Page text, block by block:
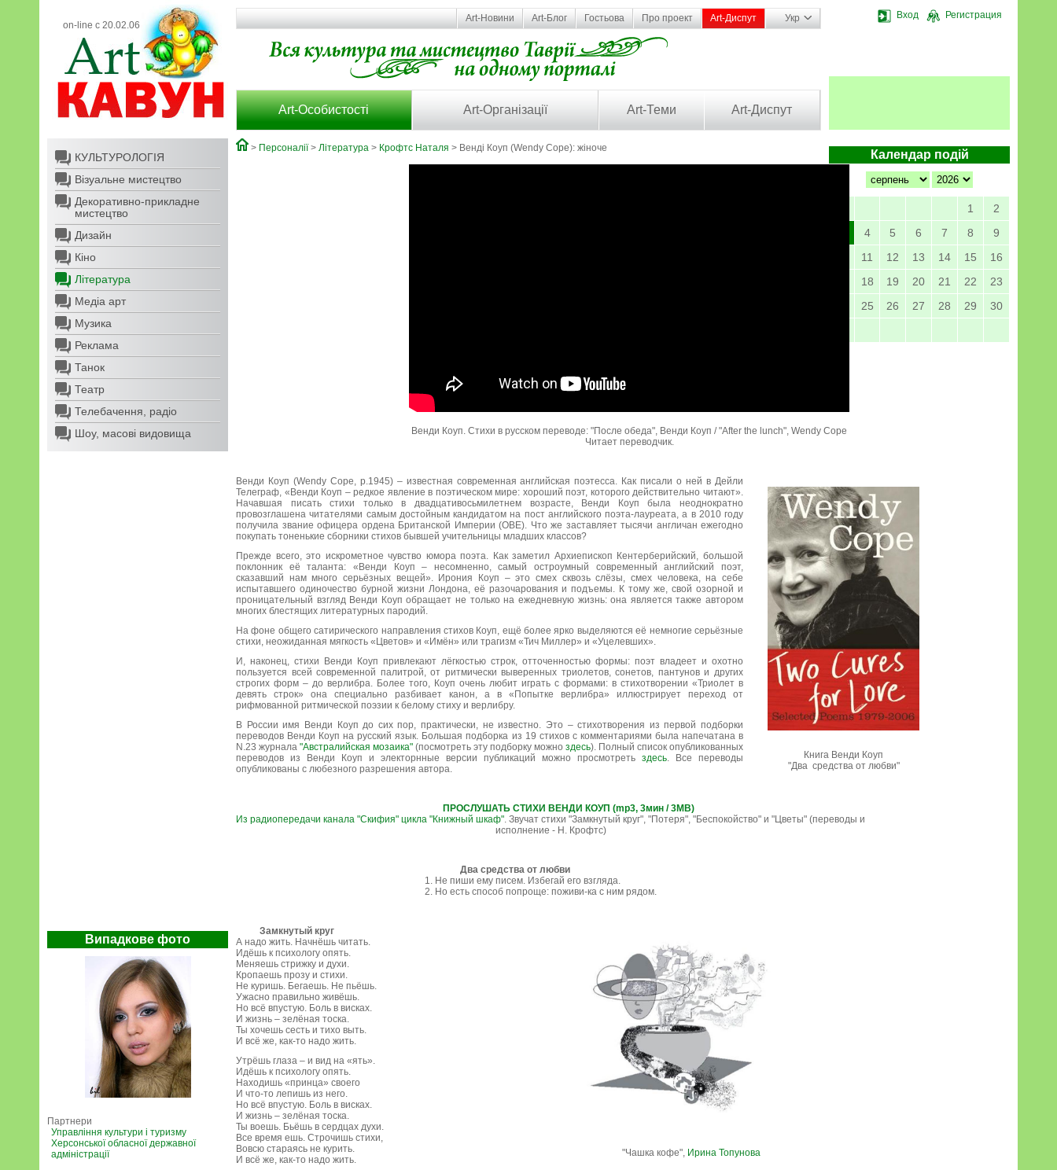
on-line с 20.02.06
Вход Регистрация
Art-Новини Art-Блог Гостьова Про проект Art-Диспут Укр
Art-Особистості Art-Організації Art-Теми Art-Диспут
КУЛЬТУРОЛОГІЯ
Візуальне мистецтво
Декоративно-прикладне
мистецтво
Дизайн
Кіно
Література
Медіа арт
Музика
Реклама
Танок
Театр
Телебачення, радіо
Шоу, масові видовища
Випадкове фото
Партнери
Управління культури і туризму
Херсонської обласної державної
адміністрації
Календар подій
1
2
4 5 6 7 8
9
11 12 13 14 15
16
18 19 20 21 22
23
25 26 27 28 29
30
> Персоналії> Література > Крофтс Наталя > Венді Коуп (Wendy Cope): жіноче
Венди Коуп. Стихи в русском переводе: "После обеда", Венди Коуп / "After the lunch", Wendy Cope
Читает переводчик.
Венди Коуп (Wendy Cope, р.1945) – известная современная английская поэтесса. Как писали о ней в Дейли
Телеграф, «Венди Коуп – редкое явление в поэтическом мире: хороший поэт, которого действительно читают».
Начавшая писать стихи только в двадцативосьмилетнем возрасте, Венди Коуп была неоднократно
провозглашена читателями самым достойным кандидатом на пост английского поэта-лауреата, а в 2010 году
получила звание офицера ордена Британской Империи (OBE). Что же заставляет тысячи англичан ежегодно
покупать тоненькие сборники стихов бывшей учительницы младших классов?
Прежде всего, это искрометное чувство юмора поэта. Как заметил Архиепископ Кентерберийский, большой
поклонник её таланта: «Венди Коуп – несомненно, самый остроумный современный английский поэт,
сказавший нам много серьёзных вещей». Ирония Коуп – это смех сквозь слёзы, смех человека, на себе
испытавшего одиночество бурной жизни Лондона, её разочарования и подъемы. К тому же, свой озорной и
проницательный взгляд Венди Коуп обращает не только на ежедневную жизнь: она является также автором
многих блестящих литературных пародий.
На фоне общего сатирического направления стихов Коуп, ещё более ярко выделяются её немногие серьёзные
стихи, неожиданная мягкость «Цветов» и «Имён» или трагизм «Тич Миллер» и «Уцелевших».
И, наконец, стихи Венди Коуп привлекают лёгкостью строк, отточенностью формы: поэт владеет и охотно
пользуется всей современной палитрой, от ритмически выверенных триолетов, сонетов, пантунов и других
строгих форм – до верлибра. Более того, Коуп очень любит играть с формами: в стихотворении «Триолет в
девять строк» она специально разбивает канон, а в «Попытке верлибра» иллюстрирует переход от
рифмованной ритмической поэзии к белому стиху и верлибру.
В России имя Венди Коуп до сих пор, практически, не известно. Это – стихотворения из первой подборки
переводов Венди Коуп на русский язык. Большая подборка из 19 стихов с комментариями была напечатана в
N.23 журнала "Австралийская мозаика" (посмотреть эту подборку можно здесь). Полный список опубликованных
переводов из Венди Коуп и электорнные версии публикаций можно просмотреть здесь. Все переводы
опубликованы с любезного разрешения автора.
Книга Венди Коуп
"Два средства от любви"
ПРОСЛУШАТЬ СТИХИ ВЕНДИ КОУП (mp3, 3мин / 3МВ)
Из радиопередачи канала "Скифия" цикла "Книжный шкаф". Звучат стихи "Замкнутый круг", "Потеря", "Беспокойство" и "Цветы" (переводы и
исполнение - Н. Крофтс)
Два средства от любви
1. Не пиши ему писем. Избегай его взгляда.
2. Но есть способ попроще: поживи-ка с ним рядом.
Замкнутый круг
А надо жить. Начнёшь читать.
Идёшь к психологу опять.
Меняешь стрижку и духи.
Кропаешь прозу и стихи.
Не куришь. Бегаешь. Не пьёшь.
Ужасно правильно живёшь.
Но всё впустую. Боль в висках.
И жизнь – зелёная тоска.
Ты хочешь сесть и тихо выть.
И всё же, как-то надо жить.
Утрёшь глаза – и вид на «ять».
Идёшь к психологу опять.
Находишь «принца» своего
И что-то лепишь из него.
Но всё впустую. Боль в висках.
И жизнь – зелёная тоска.
Ты воешь. Бьёшь в сердцах духи.
Все время ешь. Строчишь стихи,
Вовсю стараясь не курить.
И всё же, как-то надо жить.
"Чашка кофе", Ирина Топунова